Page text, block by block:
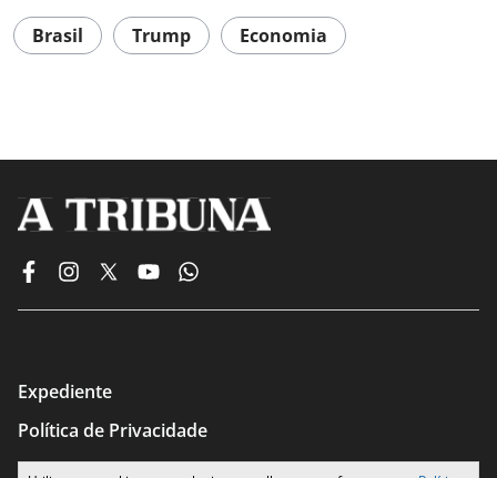
Brasil Trump Economia
Expediente
Política de Privacidade
Termos de Uso